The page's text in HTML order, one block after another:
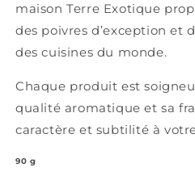
maison Terre Exotique
des poivres d’exception et
des cuisines du monde.
Chaque produit est
qualité aromatique et sa
caractère et subtilité à
90 g